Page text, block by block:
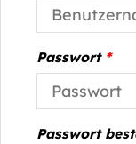
Passwort *
Passwort